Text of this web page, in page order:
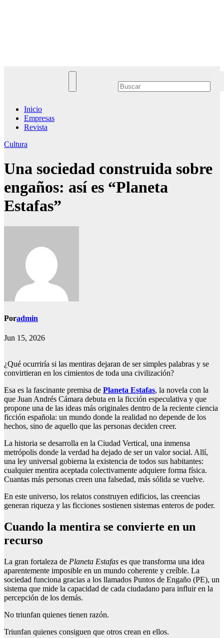
Inicio
Empresas
Revista
Cultura
Una sociedad construida sobre
engaños: así es “Planeta
Estafas”
Poradmin
Jun 15, 2026
¿Qué ocurriría si las mentiras dejaran de ser simples palabras y se
convirtieran en los cimientos de toda una civilización?
Esa es la fascinante premisa de Planeta Estafas, la novela con la
que Juan Andrés Cámara debuta en la ficción especulativa y que
propone una de las ideas más originales dentro de la reciente ciencia
ficción española: un mundo donde la realidad no depende de los
hechos, sino de aquello que las personas deciden creer.
La historia se desarrolla en la Ciudad Vertical, una inmensa
metrópolis donde la verdad ha dejado de ser un valor social. Allí,
una ley universal gobierna la existencia de todos sus habitantes:
cualquier mentira aceptada colectivamente adquiere forma física.
Cuantas más personas creen una falsedad, más sólida se vuelve.
En este universo, los relatos construyen edificios, las creencias
generan riqueza y las ficciones sostienen sistemas enteros de poder.
Cuando la mentira se convierte en un
recurso
La gran fortaleza de Planeta Estafas es que transforma una idea
aparentemente imposible en un mundo coherente y creíble. La
sociedad funciona gracias a los llamados Puntos de Engaño (PE), un
sistema que mide la capacidad de cada ciudadano para influir en la
percepción de los demás.
No triunfan quienes tienen razón.
Triunfan quienes consiguen que otros crean en ellos.